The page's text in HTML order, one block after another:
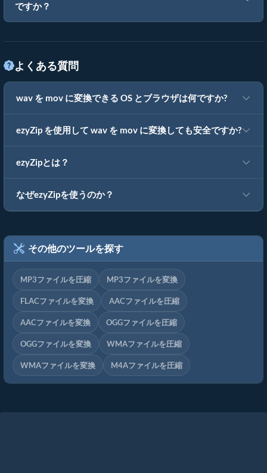
ですか？
よくある質問
wav を mov に変換できる OS とブラウザは何ですか?
ezyZip を使用して wav を mov に変換しても安全ですか?
ezyZipとは？
なぜezyZipを使うのか？
その他のツールを探す
MP3ファイルを圧縮 MP3ファイルを変換
FLACファイルを変換 AACファイルを圧縮
AACファイルを変換 OGGファイルを圧縮
OGGファイルを変換 WMAファイルを圧縮
WMAファイルを変換 M4Aファイルを圧縮